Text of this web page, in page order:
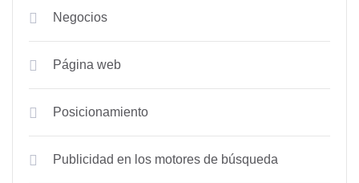
Negocios
Página web
Posicionamiento
Publicidad en los motores de búsqueda